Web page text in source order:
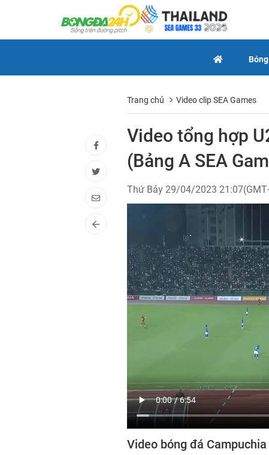
Trang chủ Video clip SEA Games
Video tổng hợp
(Bảng A SEA
Thứ Bảy 29/04/2023
Video bóng đá